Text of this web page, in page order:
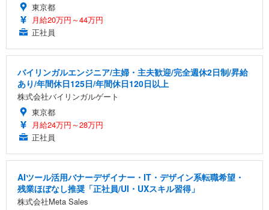
東京都
月給20万円～44万円
正社員
バイリンガルエンジニア/主婦・主夫歓迎/完全週休2日制/昇給
あり/年間休日125日/年間休日120日以上
株式会社バイリンガルゲート
東京都
月給24万円～28万円
正社員
AIツール活用バナーデザイナー・IT・デザイン系転職希望・
残業ほぼなし推奨「正社員/UI・UXスキル習得」
株式会社Meta Sales